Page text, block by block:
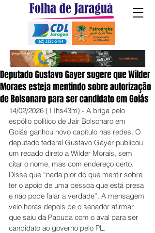
Deputado Gustavo Gayer sugere que Wilder
Moraes esteja mentindo sobre autorização
de Bolsonaro para ser candidato em Goiás
14/02/2026 (11hs43m) - A briga pelo
espólio político de Jair Bolsonaro em
Goiás ganhou novo capítulo nas redes. O
deputado federal Gustavo Gayer publicou
um recado direto a Wilder Morais, sem
citar o nome, mas com endereço certo.
Disse que “nada pior do que mentir sobre
ter o apoio de uma pessoa que está presa
e não pode falar a verdade”. A mensagem
veio horas depois de o senador afirmar
que saiu da Papuda com o aval para ser
candidato ao governo pelo PL.